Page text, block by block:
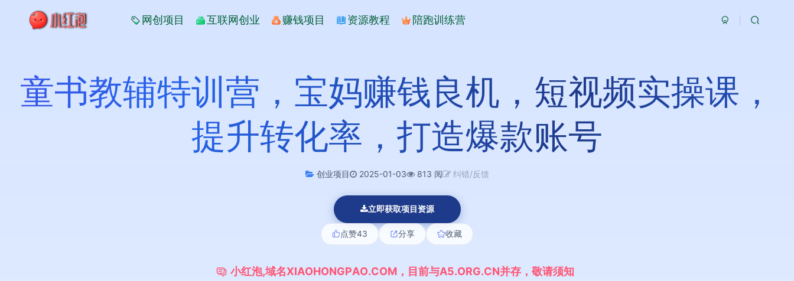
网创项目 互联网创业 赚钱项目 资源教程 陪跑训练营
童书教辅特训营，宝妈赚钱良机，短视频实操课，
提升转化率，打造爆款账号
创业项目 2025-01-03 813 阅 纠错/反馈
立即获取项目资源
点赞43 分享 收藏
小红泡,域名XIAOHONGPAO.COM ， 目 前与A5.ORG.CN并存 ， 敬请须知